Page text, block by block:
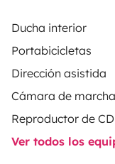
Ducha interior
Portabicicletas
Dirección asistida
Cámara de
Reproductor de CD
Ver todos los